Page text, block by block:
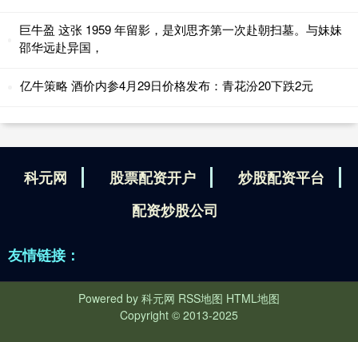
巨牛盈 这张 1959 年留影，是刘思齐第一次赴朝扫墓。与妹妹
邵华远赴异国，
亿牛策略 酒价内参4月29日价格发布：青花汾20下跌2元
科元网 股票配资开户
炒股配资平台
配资炒股公司
友情链接：
Powered by 科元网 RSS地图 HTML地图
Copyright © 2013-2025